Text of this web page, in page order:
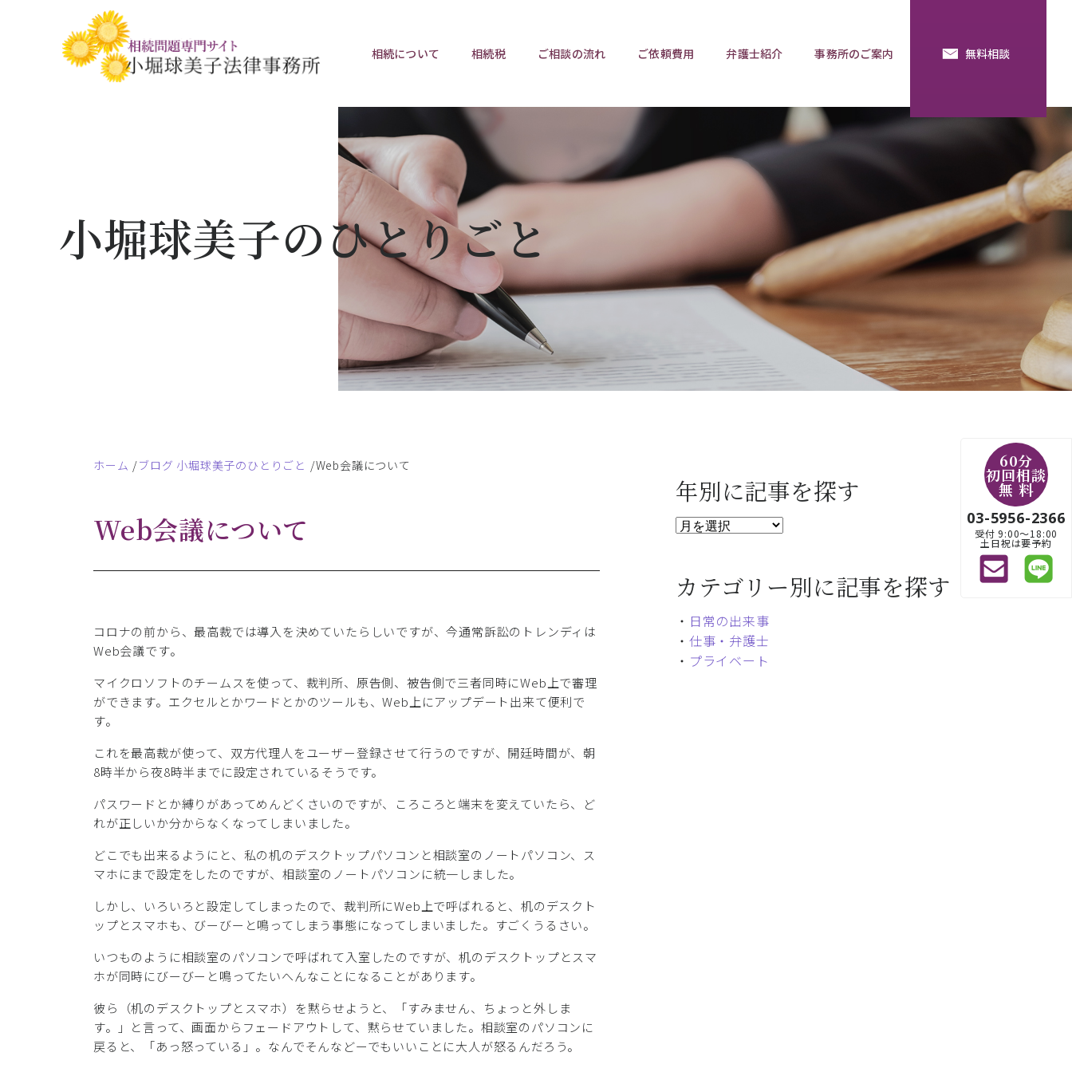
相続について
相続トラブルチェックリスト 預金の使い込み
相談関連書式ダウンロード 任意後見制度 遺産分割調停 相談用語集
相続税 ご相談の流れ ご依頼費用 弁護士紹介 事務所のご案内 無料相談
小堀球美子のひとりごと
ホーム ブログ 小堀球美子のひとりごと Web会議について
Web会議について
コロナの前から、最高裁では導入を決めていたらしいですが、今通常訴訟のトレンディは
Web会議です。
マイクロソフトのチームスを使って、裁判所、原告側、被告側で三者同時にWeb上で審理
ができます。エクセルとかワードとかのツールも、Web上にアップデート出来て便利で
す。
これを最高裁が使って、双方代理人をユーザー登録させて行うのですが、開廷時間が、朝
8時半から夜8時半までに設定されているそうです。
パスワードとか縛りがあってめんどくさいのですが、ころころと端末を変えていたら、ど
れが正しいか分からなくなってしまいました。
どこでも出来るようにと、私の机のデスクトップパソコンと相談室のノートパソコン、ス
マホにまで設定をしたのですが、相談室のノートパソコンに統一しました。
しかし、いろいろと設定してしまったので、裁判所にWeb上で呼ばれると、机のデスクト
ップとスマホも、びーびーと鳴ってしまう事態になってしまいました。すごくうるさい。
いつものように相談室のパソコンで呼ばれて入室したのですが、机のデスクトップとスマ
ホが同時にびーびーと鳴ってたいへんなことになることがあります。
彼ら（机のデスクトップとスマホ）を黙らせようと、「すみません、ちょっと外しま
す。」と言って、画面からフェードアウトして、黙らせていました。相談室のパソコンに
戻ると、「あっ怒っている」。なんでそんなどーでもいいことに大人が怒るんだろう。
年別に記事を探す
カテゴリー別に記事を探す
・ 日常の出来事
・ 仕事・弁護士
・ プライベート
60分
初回相談
無 料
03-5956-2366
受付 9:00〜18:00
土日祝は要予約